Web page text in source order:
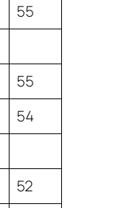
55
55
54
52